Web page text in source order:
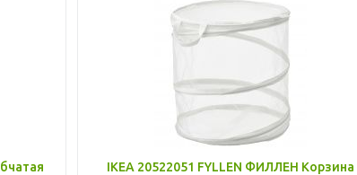
IKEA 20522051 FYLLEN ФИЛЛЕН Корзина